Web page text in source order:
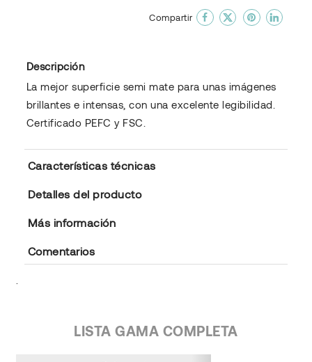
Compartir
Descripción
La mejor superficie semi mate para unas imágenes
brillantes e intensas, con una excelente legibilidad.
Certificado PEFC y FSC.
Características técnicas
Detalles del producto
Más información
Comentarios
LISTA GAMA COMPLETA